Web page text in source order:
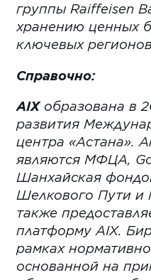
группы Raiffeisen
хранению ценных
ключевых
Справочно:
AIX образована в
развития
центра «Астана».
являются МФЦА,
Шанхайская
Шелкового Пути и
также
платформуAIX.
рамках
основанной на